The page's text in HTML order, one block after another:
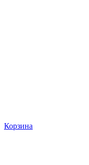
Корзина